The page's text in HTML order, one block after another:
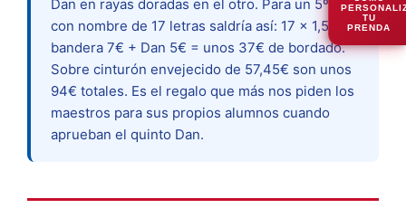
Dan en rayas doradas en el otro. Para un 5º Dan
con nombre de 17 letras saldría así: 17 × 1,50€ +
bandera 7€ + Dan 5€ = unos 37€ de bordado.
Sobre cinturón envejecido de 57,45€ son unos
94€ totales. Es el regalo que más nos piden los
maestros para sus propios alumnos cuando
aprueban el quinto Dan.
TU
PRENDA